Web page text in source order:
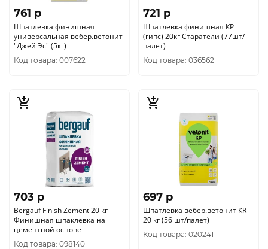
761 p
Шпатлевка финишная
универсальная вебер.ветонит
"Джей Эс" (5кг)
Код товара: 007622
721 p
Шпатлевка финишная КР
(гипс) 20кг Старатели (77шт/
палет)
Код товара: 036562
703 p
Bergauf Finish Zement 20 кг
Финишная шпаклевка на
цементной основе
Код товара: 098140
697 p
Шпатлевка вебер.ветонит КR
20 кг (56 шт/палет)
Код товара: 020241